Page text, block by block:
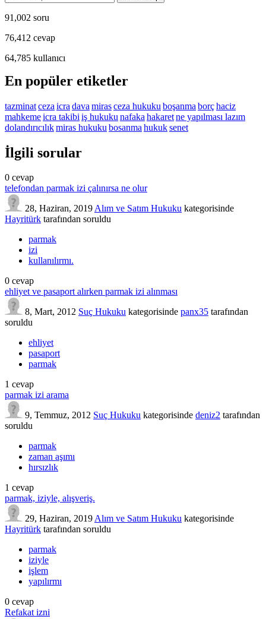
91,002 soru
76,412 cevap
64,785 kullanıcı
En popüler etiketler
tazminatceza icra dava mirasceza hukuku boşanma borçhaciz
mahkemeicra takibi iş hukuku nafaka hakaretne yapılması lazım
dolandırıcılıkmiras hukuku bosanma hukuksenet
İlgili sorular
0 cevap
telefondan parmak izi çalınırsa ne olur
28, Haziran, 2019Alım ve Satım Hukuku kategorisinde
Hayritürk tarafından soruldu
parmak
izi
kullanılırmı.
0 cevap
ehliyet ve pasaport alırken parmak izi alınması
8, Mart, 2012 Suç Hukuku kategorisinde panx35 tarafından
soruldu
ehliyet
pasaport
parmak
1 cevap
parmak izi arama
9, Temmuz, 2012 Suç Hukuku kategorisinde deniz2 tarafından
soruldu
parmak
zaman aşımı
hırsızlık
1 cevap
parmak, iziyle, alışveriş.
29, Haziran, 2019Alım ve Satım Hukuku kategorisinde
Hayritürk tarafından soruldu
parmak
iziyle
işlem
yapılırmı
0 cevap
Refakat izni